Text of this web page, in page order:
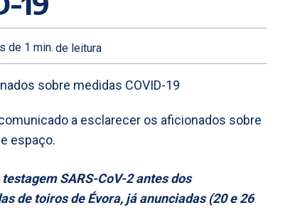
de 1 min. de leitura
a esclarecer os aficionados sobre
espaço.
SARS-CoV-2 antes dos
de toiros de Évora, já anunciadas (20 e 26